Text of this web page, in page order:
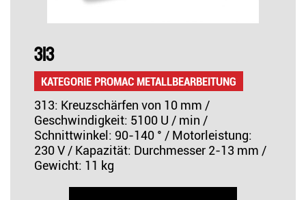
313
KATEGORIE PROMAC METALLBEARBEITUNG
313: Kreuzschärfen von 10 mm /
Geschwindigkeit: 5100 U / min /
Schnittwinkel: 90-140 ° / Motorleistung:
230 V / Kapazität: Durchmesser 2-13 mm /
Gewicht: 11 kg